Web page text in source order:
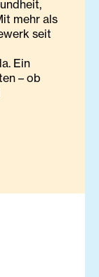
mehr als
seit
Ein
– ob